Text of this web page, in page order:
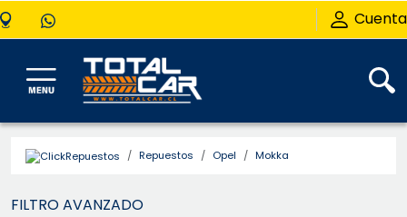
Cuenta
Repuestos Opel Mokka
FILTRO AVANZADO